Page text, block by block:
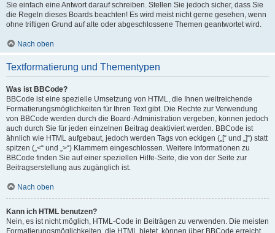
Sie einfach eine Antwort darauf schreiben. Stellen Sie jedoch sicher, dass Sie
die Regeln dieses Boards beachten! Es wird meist nicht gerne gesehen, wenn
ohne triftigen Grund auf alte oder abgeschlossene Themen geantwortet wird.
Nach oben
Textformatierung und Thementypen
Was ist BBCode?
BBCode ist eine spezielle Umsetzung von HTML, die Ihnen weitreichende
Formatierungsmöglichkeiten für Ihren Text gibt. Die Rechte zur Verwendung
von BBCode werden durch die Board-Administration vergeben, können jedoch
auch durch Sie für jeden einzelnen Beitrag deaktiviert werden. BBCode ist
ähnlich wie HTML aufgebaut, jedoch werden Tags von eckigen („[“ und „]“) statt
spitzen („<“ und „>“) Klammern eingeschlossen. Weitere Informationen zu
BBCode finden Sie auf einer speziellen Hilfe-Seite, die von der Seite zur
Beitragserstellung aus zugänglich ist.
Nach oben
Kann ich HTML benutzen?
Nein, es ist nicht möglich, HTML-Code in Beiträgen zu verwenden. Die meisten
Formatierungsmöglichkeiten, die HTML bietet, können über BBCode erreicht